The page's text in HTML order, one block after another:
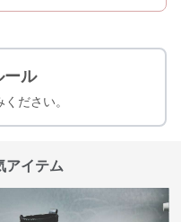
ール
ださい。
アイテム